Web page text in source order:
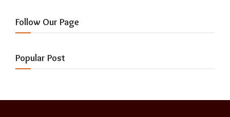
Follow Our Page
Popular Post